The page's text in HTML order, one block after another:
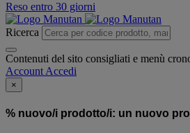
Reso entro 30 giorni
Ricerca
Contenuti del sito consigliati e menù
Account Accedi
×
% nuovo/i prodotto/i: un nuovo